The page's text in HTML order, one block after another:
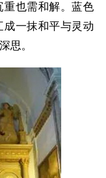
重也需和解。蓝色
一抹和平与灵动
思。